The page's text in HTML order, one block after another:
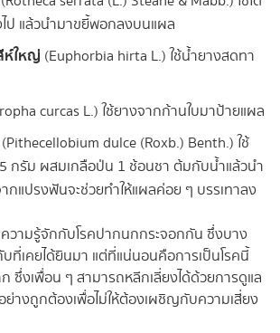
ไป แล้วนำมาขยี้พอกลงบนแผล
ห์ใหญ่ (Euphorbia hirta L.) ใช้น้ำยางสดทา
curcas L.) ใช้ยางจากก้านใบมาป้ายแผล
(Pithecellobium dulce (Roxb.) Benth.) ใช้
กรัม ผสมเกลือป่น 1 ช้อนชา ต้มกับน้ำแล้วนำ
กแปรงฟันจะช่วยทำให้แผลค่อย ๆ บรรเทาลง
ความรู้จักกับโรคปากนกกระจอกกัน ซึ่งบาง
ที่เคยได้ยินมา แต่ที่แน่นอนคือการเป็นโรคนี้
ซึ่งเพื่อน ๆ สามารถหลีกเลี่ยงได้ด้วยการดูแล
างถูกต้องเพื่อไม่ให้ต้องเผชิญกับความเสี่ยง